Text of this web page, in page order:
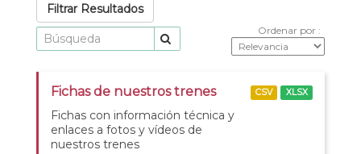
Filtrar Resultados
Ordenar por
Fichas de nuestros trenes
Fichas con información técnica y
enlaces a fotos y vídeos de
nuestros trenes
CSV XLSX